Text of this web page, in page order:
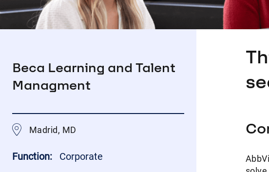
Beca Learning and Talent
Managment
Madrid, MD
Function: Corporate